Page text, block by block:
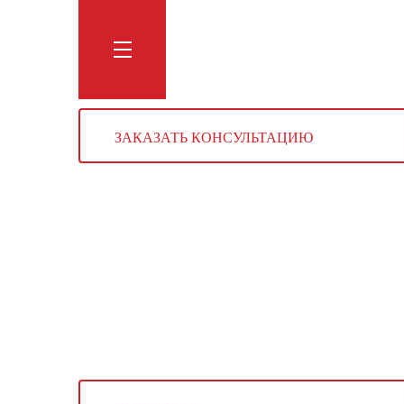
ЗАКАЗАТЬ КОНСУЛЬТАЦИЮ